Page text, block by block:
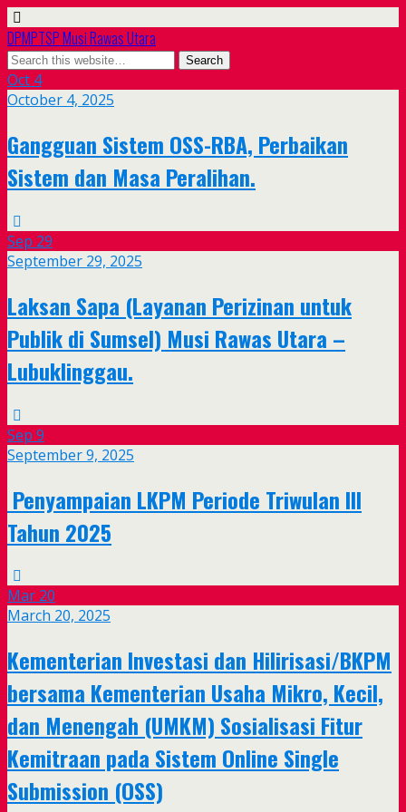
DPMPTSP Musi Rawas Utara
Oct 4
October 4, 2025
Gangguan Sistem OSS-RBA, Perbaikan
Sistem dan Masa Peralihan.
Sep 29
September 29, 2025
Laksan Sapa (Layanan Perizinan untuk
Publik di Sumsel) Musi Rawas Utara –
Lubuklinggau.
Sep 9
September 9, 2025
Penyampaian LKPM Periode Triwulan III
Tahun 2025
Mar 20
March 20, 2025
Kementerian Investasi dan Hilirisasi/BKPM
bersama Kementerian Usaha Mikro, Kecil,
dan Menengah (UMKM) Sosialisasi Fitur
Kemitraan pada Sistem Online Single
Submission (OSS)